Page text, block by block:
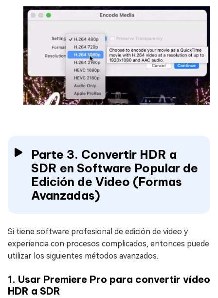
Parte 3. Convertir HDR a
SDR en Software Popular de
Edición de Video (Formas
Avanzadas)
Si tiene software profesional de edición de video y
experiencia con procesos complicados, entonces puede
utilizar los siguientes métodos avanzados.
1. Usar Premiere Pro para convertir vídeo
HDR a SDR